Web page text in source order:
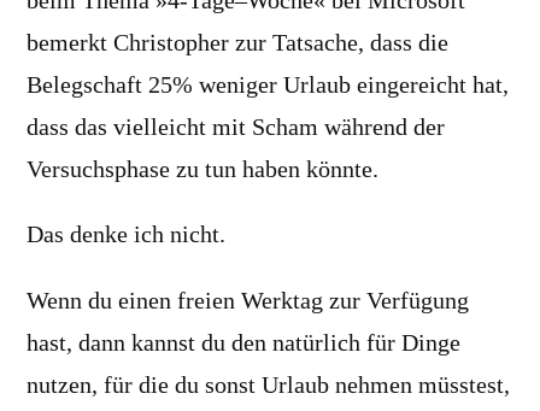
bemerkt Christopher zur Tatsache, dass die
Belegschaft 25% weniger Urlaub eingereicht hat,
dass das vielleicht mit Scham während der
Versuchsphase zu tun haben könnte.
Das denke ich nicht.
Wenn du einen freien Werktag zur Verfügung
hast, dann kannst du den natürlich für Dinge
nutzen, für die du sonst Urlaub nehmen müsstest,